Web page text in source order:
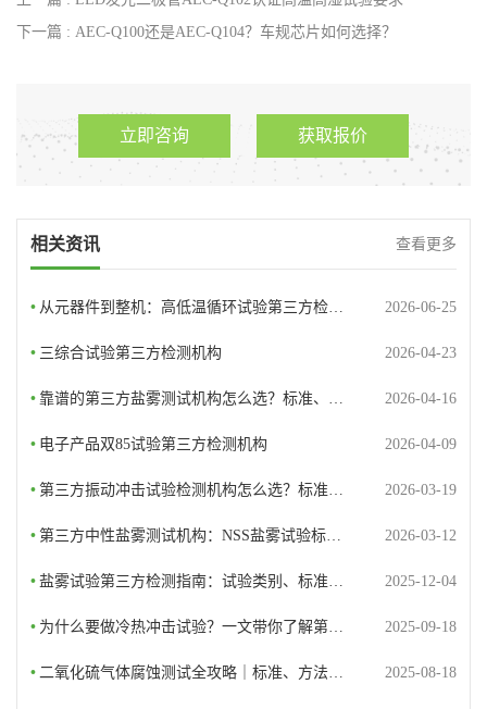
下一篇 : ​AEC-Q100还是AEC-Q104？车规芯片如何选择？
立即咨询 获取报价
相关资讯 查看更多
• 2026-06-25
从元器件到整机：高低温循环试验第三方检…
• 2026-04-23
三综合试验第三方检测机构
• 2026-04-16
靠谱的第三方盐雾测试机构怎么选？标准、…
• 2026-04-09
电子产品双85试验第三方检测机构
• 2026-03-19
第三方振动冲击试验检测机构怎么选？标准…
• 2026-03-12
第三方中性盐雾测试机构：NSS盐雾试验标…
• 2025-12-04
盐雾试验第三方检测指南：试验类别、标准…
• 2025-09-18
为什么要做冷热冲击试验？一文带你了解第…
• 2025-08-18
二氧化硫气体腐蚀测试全攻略｜标准、方法…